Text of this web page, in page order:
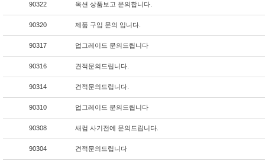
90322 옥션 상품보고 문의합니다.
90320 제품 구입 문의 입니다.
90317 업그레이드 문의드립니다
90316 견적문의드립니다.
90314 견적문의드립니다.
90310 업그레이드 문의드립니다
90308 새컴 사기전에 문의드립니다.
90304 견적문의드립니다